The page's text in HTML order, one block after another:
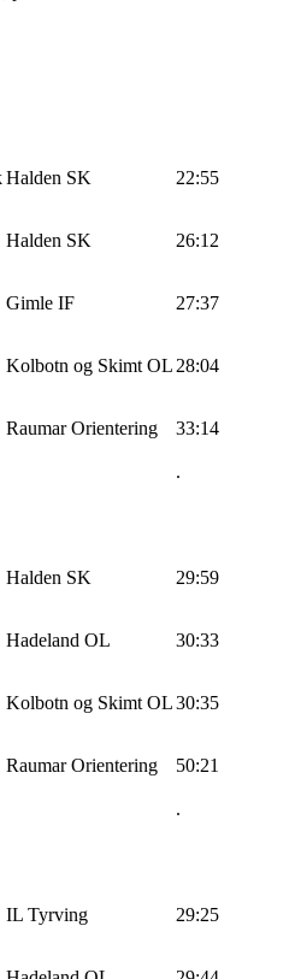
Halden SK 22:55
Halden SK 26:12
Gimle IF 27:37
Kolbotn og Skimt OL 28:04
Raumar Orientering 33:14
.
Halden SK 29:59
Hadeland OL 30:33
Kolbotn og Skimt OL30:35
Raumar Orientering 50:21
.
IL Tyrving 29:25